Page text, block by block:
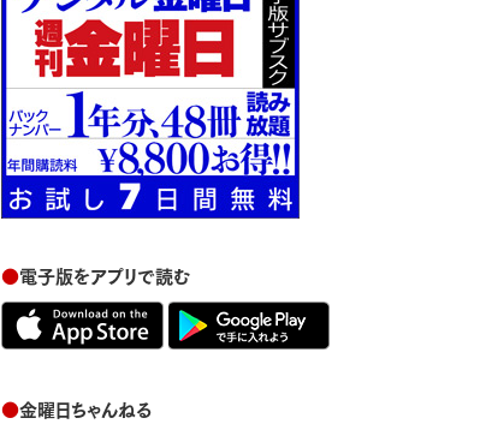
●電子版をアプリで読む
●金曜日ちゃんねる